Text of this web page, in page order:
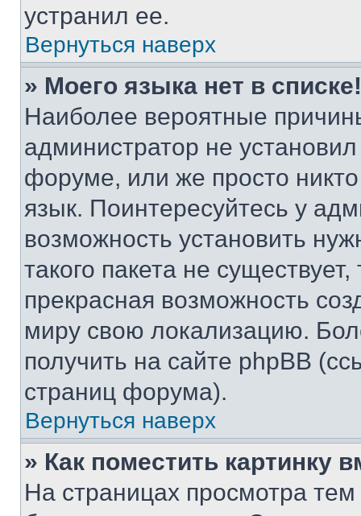
устранил ее.
Вернуться наверх
» Моего языка нет в списке!
Наиболее вероятные
администратор не
форуме, или же просто
язык. Поинтересуйтесь у
возможность установить
такого пакета не
прекрасная возможность
миру свою локализацию.
получить на сайте phpBB
страниц форума).
Вернуться наверх
» Как поместить картинку
На страницах просмотра